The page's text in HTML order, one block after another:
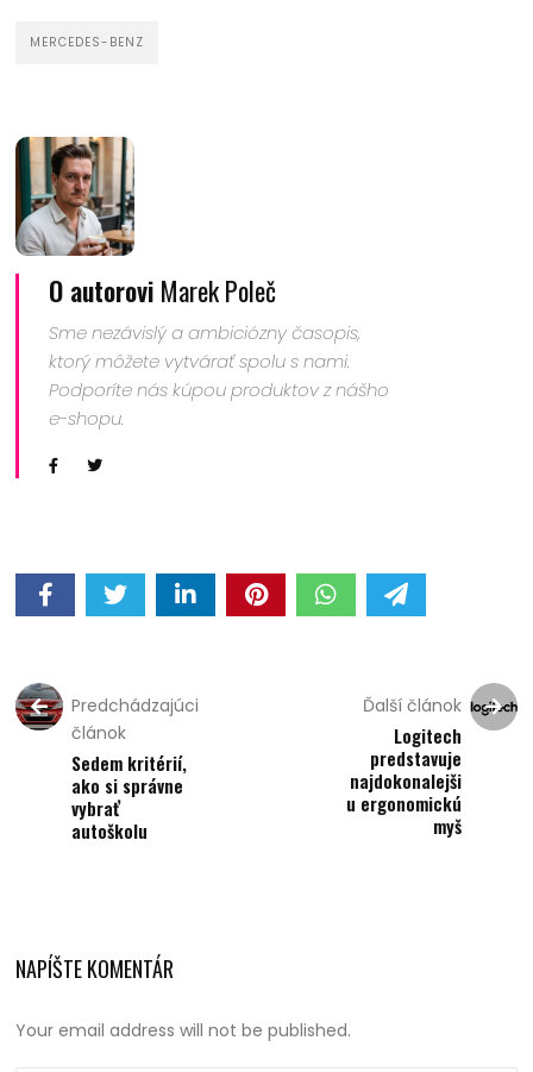
MERCEDES-BENZ
O autorovi Marek Poleč
Sme nezávislý a ambiciózny časopis,
ktorý môžete vytvárať spolu s nami.
Podporíte nás kúpou produktov z nášho
e-shopu.
Predchádzajúci
článok
Sedem kritérií,
ako si správne
vybrať
autoškolu
Ďalší článok
Logitech
predstavuje
najdokonalejši
u ergonomickú
myš
NAPÍŠTE KOMENTÁR
Your email address will not be published.